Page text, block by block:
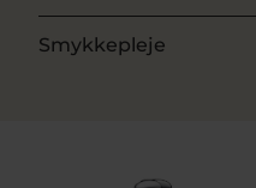
Smykkepleje